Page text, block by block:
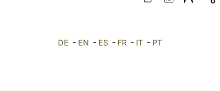
DE - EN - ES - FR - IT - PT